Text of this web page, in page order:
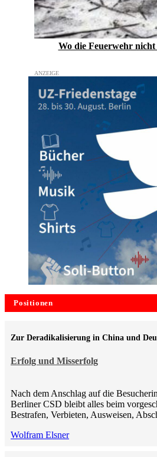
Wo die Feuerwehr
Positionen
Erfolg und Misserfolg
Zur Deradikalisierung in China und
Nach dem Anschlag auf die
Berliner CSD bleibt alles beim
Bestrafen, Verbieten, Ausweisen,
Wolfram Elsner